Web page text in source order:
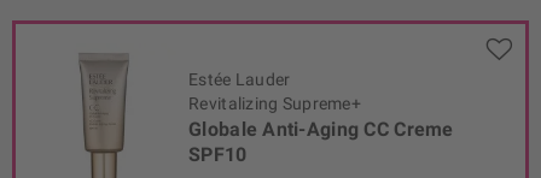
Estée Lauder
Revitalizing Supreme+
Globale Anti-Aging CC Creme
SPF10